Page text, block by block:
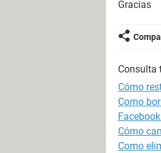
Gracias
Consulta
Cómo
Como
Cómo
Como